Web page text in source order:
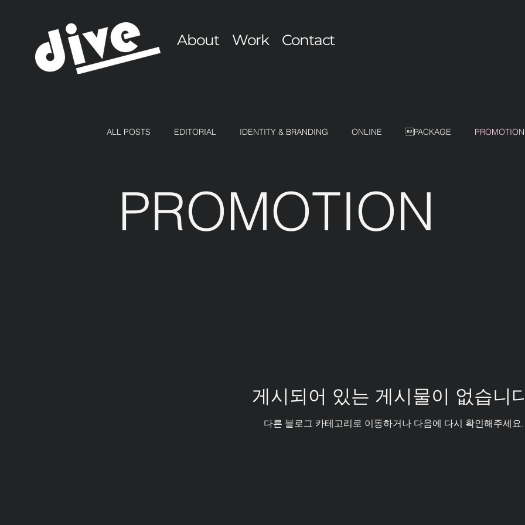
About Work Contact
ALL POSTS EDITORIAL IDENTITY & BRANDING ONLINE PACKAGE PROMOTION
PROMOTION
게시되어 있는 게시물이 없습니
다른 블로그 카테고리로 이동하거나 다음에 다시 확인해주세요.